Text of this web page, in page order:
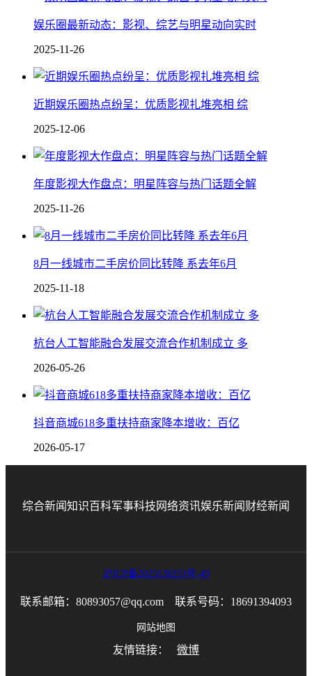
娱乐圈最新动态：影视、综艺与明星动向实时
2025-11-26
近期娱乐圈热点纷呈：优质影视扎堆亮相 综
2025-12-06
年度影视大作盘点：明星阵容与热门话题全解
2025-11-26
8月一线城市二手房价同比转降 系去年6月
2025-11-18
杭台人工智能融合发展交流合作机制成立 多
2026-05-26
抖音商城618多重扶持商家降本增收：百亿
2026-05-17
综合新闻知识百科军事科技 网络资讯娱乐新闻 财经新闻
沪ICP备2025136253号-49
联系邮箱：80893057@qq.com 联系号码：18691394093
网站地图
友情链接： 微博